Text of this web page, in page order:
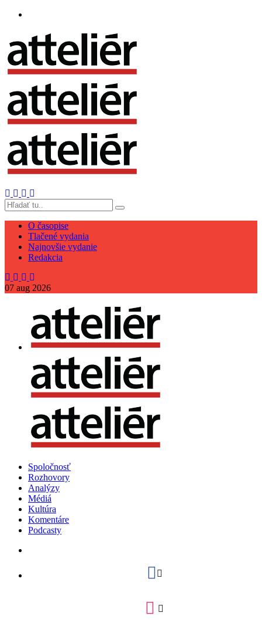
O časopise
Tlačené vydania
Najnovšie vydanie
Redakcia
07 aug 2026
Spoločnosť
Rozhovory
Analýzy
Médiá
Kultúra
Komentáre
Podcasty